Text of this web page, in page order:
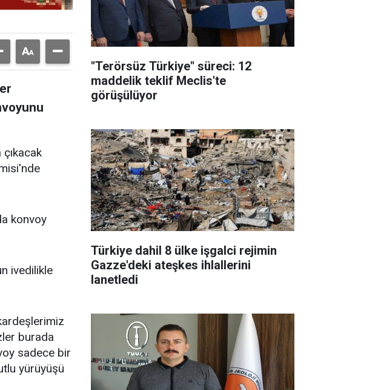
konvoy
ivedilikle
burada
sadece bir
yürüyüşü
"Terörsüz Türkiye" süreci: 12
maddelik teklif Meclis'te
görüşülüyor
Türkiye dahil 8 ülke işgalci rejimin
Gazze'deki ateşkes ihlallerini
lanetledi